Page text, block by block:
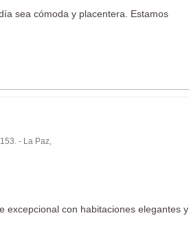
sea cómoda y placentera. Estamos
- La Paz,
excepcional con habitaciones elegantes y